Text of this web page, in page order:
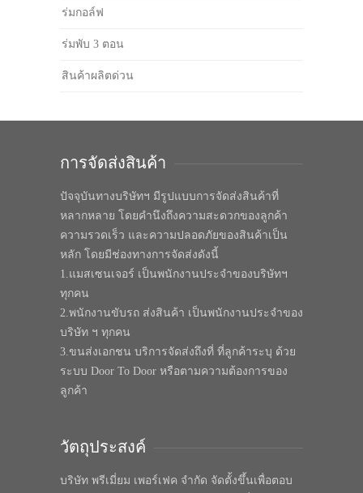
ร่มกอล์ฟ
ร่มพับ 3 ตอน
สินค้าผลิตด่วน
การจัดส่งสินค้า
ปัจจุบันทางบริษัทฯ มีรูปแบบการจัดส่งสินค้าที่
หลากหลาย โดยคำนึงถึงความสะดวกของลูกค้า
ความรวดเร็ว และความปลอดภัยของสินค้าเป็น
หลัก โดยมีช่องทางการจัดส่งดังนี้
1.แมสเซนเจอร์ เป็นพนักงานประจำของบริษัทฯ
ทุกคน
2.พนักงานขับรถ ส่งสินค้า เป็นพนักงานประจำของ
บริษัท ฯ ทุกคน
3.ขนส่งเอกชน บริการจัดส่งถึงที่ ที่ลูกค้าระบุ ด้วย
ระบบ Door To Door หรือตามความต้องการของ
ลูกค้า
วัตถุประสงค์
บริษัท พรีเมี่ยม เพอร์เฟค จำกัด จัดตั้งขึ้นเพื่อตอบ